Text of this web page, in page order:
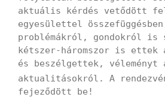
aktuális kérdés vetődött
egyesülettel
problémákról, gondokról is
kétszer-háromszor is ettek
és beszélgettek, véleményt
aktualitásokról. A
fejeződött be!